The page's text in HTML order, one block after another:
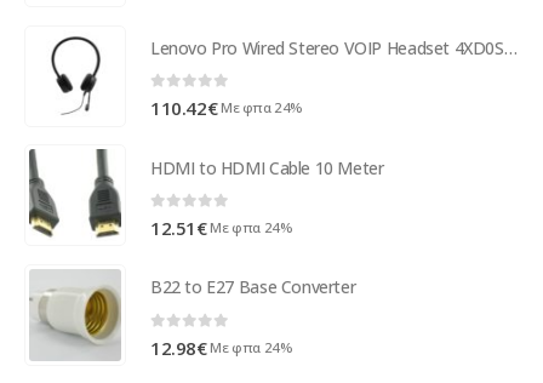
Lenovo Pro Wired Stereo VOIP Headset 4XD0S92991
0 out of 5
110.42€ Με φπα 24%
HDMI to HDMI Cable 10 Meter
0 out of 5
12.51 € Με φπα 24%
B22 to E27 Base Converter
0 out of 5
12.98€ Με φπα 24%